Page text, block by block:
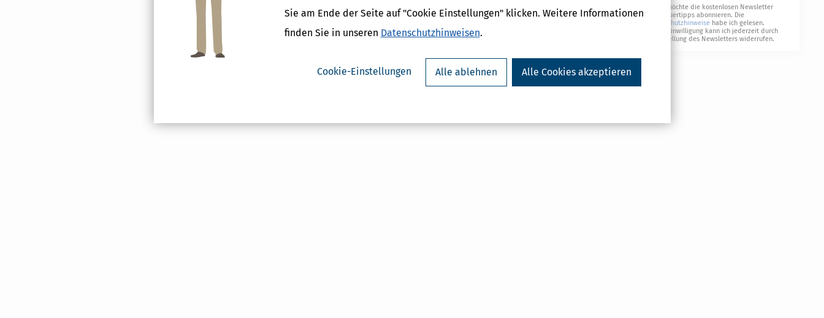
Sie am Ende der Seite auf "Cookie Einstellungen" klicken. Weitere Informationen
finden Sie in unseren Datenschutzhinweisen.
Cookie-Einstellungen Alle ablehnen Alle Cookies akzeptieren
Ja, ich möchte die kostenlosen Newsletter
von Steuertipps abonnieren. Die
Datenschutzhinweise habe ich gelesen.
Meine Einwilligung kann ich jederzeit durch
Abbestellung des Newsletters widerrufen.